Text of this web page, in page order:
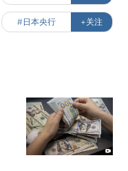
#日本央行 +关注